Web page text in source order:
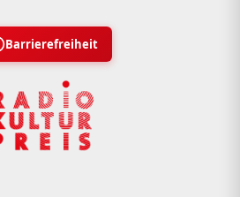
Barrierefreiheit